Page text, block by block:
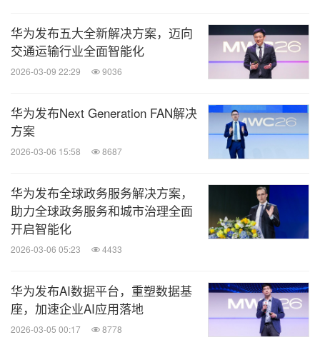
关键词：电脑硬件 电脑网络 电脑/电子
分享到：
华为发布五大全新解决方案，迈向
交通运输行业全面智能化
2026-03-09 22:29 9036
华为发布Next Generation FAN解决
方案
2026-03-06 15:58 8687
华为发布全球政务服务解决方案，
助力全球政务服务和城市治理全面
开启智能化
2026-03-06 05:23 4433
华为发布AI数据平台，重塑数据基
座，加速企业AI应用落地
2026-03-05 00:17 8778